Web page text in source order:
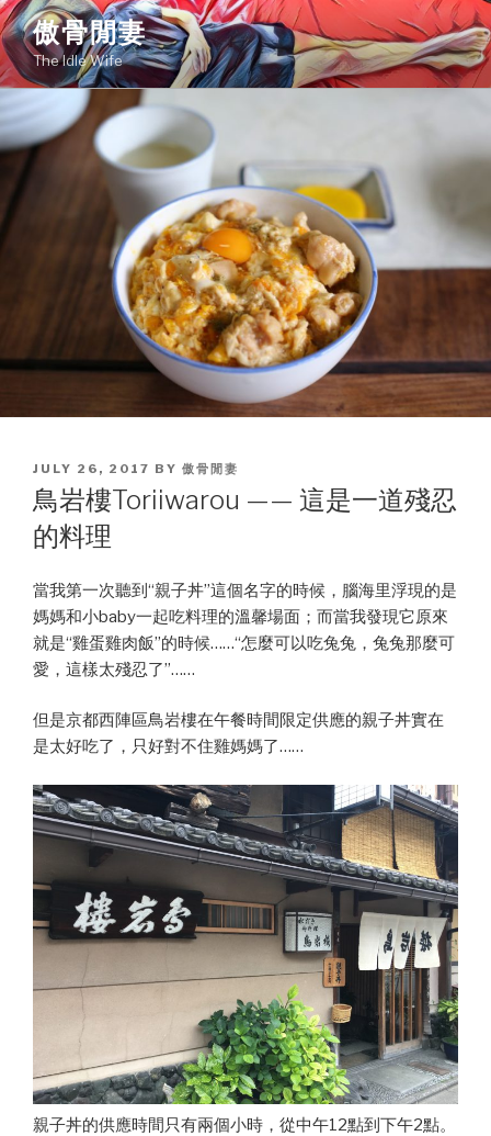
Skip
to
content
傲骨閒妻
The Idle Wife
POSTED
ON
JULY 26, 2017 BY 傲骨閒妻
鳥岩樓Toriiwarou —— 這是一道殘忍
的料理
當我第一次聽到“親子丼”這個名字的時候，腦海里浮現的是
媽媽和小baby一起吃料理的溫馨場面；而當我發現它原來
就是“雞蛋雞肉飯”的時候……“怎麼可以吃兔兔，兔兔那麼可
愛，這樣太殘忍了”……
但是京都西陣區鳥岩樓在午餐時間限定供應的親子丼實在
是太好吃了，只好對不住雞媽媽了……
親子丼的供應時間只有兩個小時，從中午12點到下午2點。